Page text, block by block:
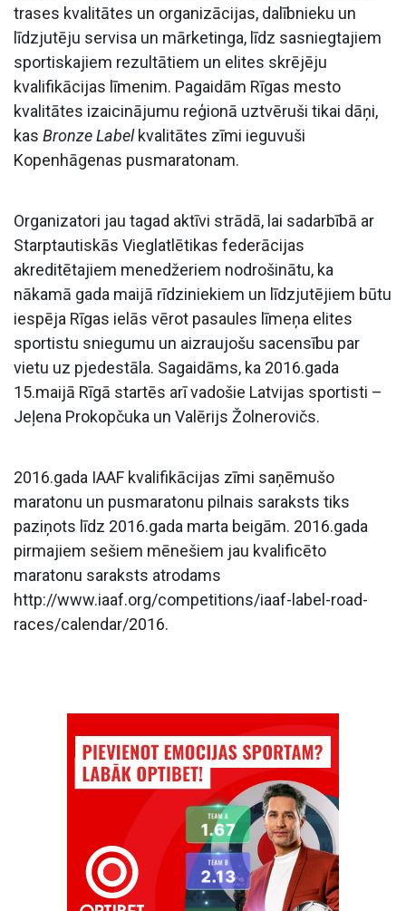
trases kvalitātes un organizācijas, dalībnieku un
līdzjutēju servisa un mārketinga, līdz sasniegtajiem
sportiskajiem rezultātiem un elites skrējēju
kvalifikācijas līmenim. Pagaidām Rīgas mesto
kvalitātes izaicinājumu reģionā uztvēruši tikai dāņi,
kas Bronze Labelkvalitātes zīmi ieguvuši
Kopenhāgenas pusmaratonam.
Organizatori jau tagad aktīvi strādā, lai sadarbībā ar
Starptautiskās Vieglatlētikas federācijas
akreditētajiem menedžeriem nodrošinātu, ka
nākamā gada maijā rīdziniekiem un līdzjutējiem būtu
iespēja Rīgas ielās vērot pasaules līmeņa elites
sportistu sniegumu un aizraujošu sacensību par
vietu uz pjedestāla. Sagaidāms, ka 2016.gada
15.maijā Rīgā startēs arī vadošie Latvijas sportisti –
Jeļena Prokopčuka un Valērijs Žolnerovičs.
2016.gada IAAF kvalifikācijas zīmi saņēmušo
maratonu un pusmaratonu pilnais saraksts tiks
paziņots līdz 2016.gada marta beigām. 2016.gada
pirmajiem sešiem mēnešiem jau kvalificēto
maratonu saraksts atrodams
http://www.iaaf.org/competitions/iaaf-label-road-
races/calendar/2016.